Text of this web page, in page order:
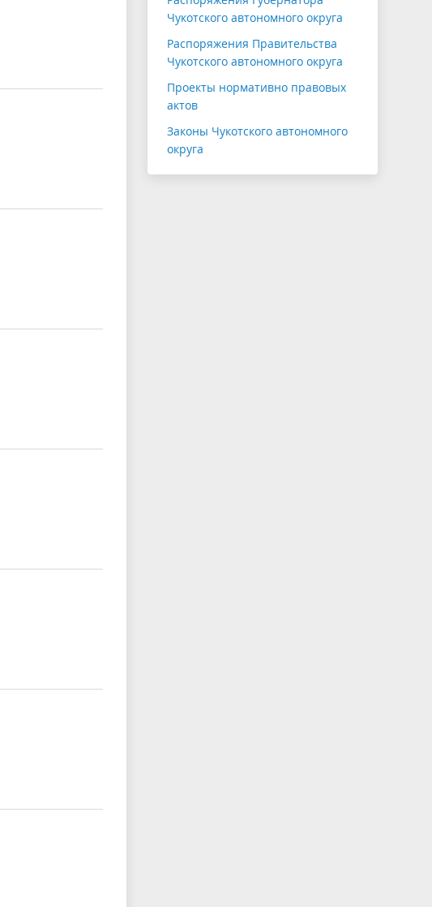
Чукотского автономного округа
Распоряжения Правительства
Чукотского автономного округа
Проекты нормативно правовых
актов
Законы Чукотского автономного
округа